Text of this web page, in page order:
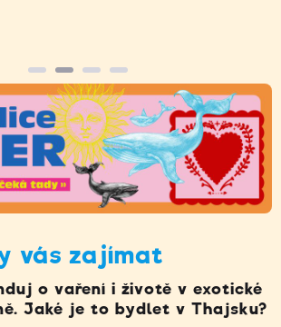
vás zajímat
o vaření i životě v exotické
Jaké je to bydlet v Thajsku?